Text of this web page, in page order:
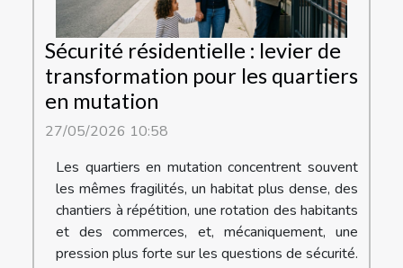
Sécurité résidentielle : levier de
transformation pour les quartiers
en mutation
27/05/2026 10:58
Les quartiers en mutation concentrent souvent
les mêmes fragilités, un habitat plus dense, des
chantiers à répétition, une rotation des habitants
et des commerces, et, mécaniquement, une
pression plus forte sur les questions de sécurité.